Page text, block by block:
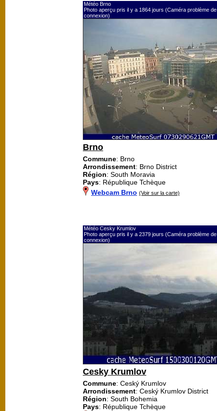
Météo Brno
Photo aperçu pris il y a 1864 jours (Caméra problème de
connexion)
Brno
Commune: Brno
Arrondissement: Brno District
Région: South Moravia
Pays: République Tchèque
Webcam Brno (Voir sur la carte)
Météo Cesky Krumlov
Photo aperçu pris il y a 2379 jours (Caméra problème de
connexion)
Cesky Krumlov
Commune: Ceský Krumlov
Arrondissement: Ceský Krumlov District
Région: South Bohemia
Pays: République Tchèque